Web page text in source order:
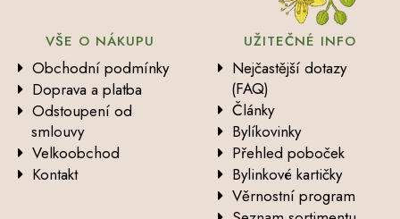
VŠE O NÁKUPU
Obchodní podmínky
Doprava a platba
Odstoupení od
smlouvy
Velkoobchod
Kontakt
UŽITEČNÉ INFO
Nejčastější dotazy
(FAQ)
Články
Bylíkovinky
Přehled poboček
Bylinkové kartičky
Věrnostní program